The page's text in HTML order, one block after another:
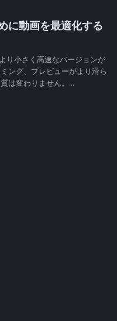
に動画を最適化する
り小さく高速なバージョンが
ング、プレビューがより滑ら
は変わりません。...